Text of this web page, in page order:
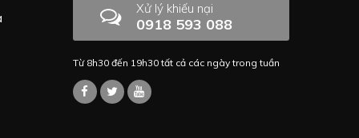
Xử lý khiếu nại
0918 593 088
Từ 8h30 đến 19h30 tất cả các ngày trong tuần